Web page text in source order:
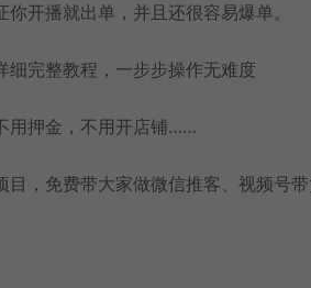
开播就出单，并且还很容易爆单。
完整教程，一步步操作无难度
用押金，不用开店铺……
目，免费带大家做微信推客、视频号